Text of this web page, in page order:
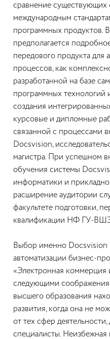
сравнение существующих
международным
программных продуктов.
предполагается
передового продукта для
процессов, как
разработанной на базе
программных технологий
создания
курсовые и дипломные
связанной с процессами
Docsvision,
магистра. При успешном
обучения системы
информатики и
расширение аудитории
факультете подготовки,
квалификации НФ ГУ-
Выбор именно Docsvision
автоматизации бизнес-
«Электронная коммерция
следующими
высшего образования
развития, когда она не
от тех сфер
специалисты. Неизбежная